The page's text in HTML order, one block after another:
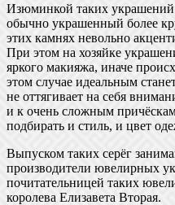
Изюминкой таких украшений
обычно украшенный более
этих камнях невольно
При этом на хозяйке
яркого макияжа, иначе
этом случае идеальным
не оттягивает на себя
и к очень сложным
подбирать и стиль, и цвет
Выпуском таких серёг
производители ювелирных
почитательницей таких
королева Елизавета Вторая.